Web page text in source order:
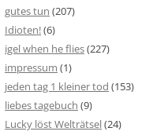
gutes tun (207)
Idioten!(6)
igel when he flies(227)
impressum (1)
jeden tag 1 kleiner tod (153)
liebes tagebuch (9)
Lucky löst Welträtsel(24)